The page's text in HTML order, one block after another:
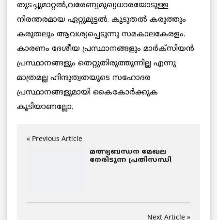
തുടച്ചുമാറ്റല്‍,വരേണ്യമുഖ്യധാരയോടുള്ള
നിരന്തരമായ ഏറ്റുമുട്ടല്‍. കൂടുതല്‍ കരുത്തും
കരുതലും ആവശ്യപ്പെടുന്നു സമകാലകേരളം.
കാരണം ദേശീയ പ്രസ്ഥാനങ്ങളും മാര്‍ക്‌സിയന്‍
പ്രസ്ഥാനങ്ങളും തെറ്റുതിരുത്തുന്നില്ല എന്നു
മാത്രമല്ല ഹിന്ദുത്വതയുടെ സഹോദര
പ്രസ്ഥാനങ്ങളുമായി കൈകോര്‍ക്കുക
കൂടിയാണല്ലോ.
« Previous Article
മത്സ്യബന്ധന മേഖല
നേരിടുന്ന പ്രതിസന്ധി
Next Article »